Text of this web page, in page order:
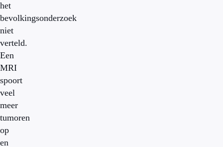
het
bevolkingsonderzoek
niet
verteld.
Een
MRI
spoort
veel
meer
tumoren
op
en